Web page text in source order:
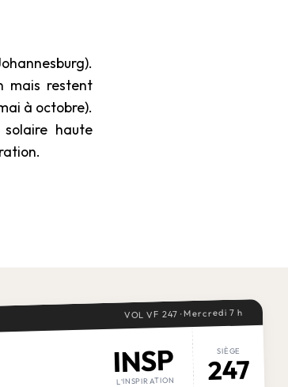
mais restent
à octobre).
haute
VOL VF 247 · Mercredi 7 h
INSP
L'INSPIRATION
SIÈGE
247